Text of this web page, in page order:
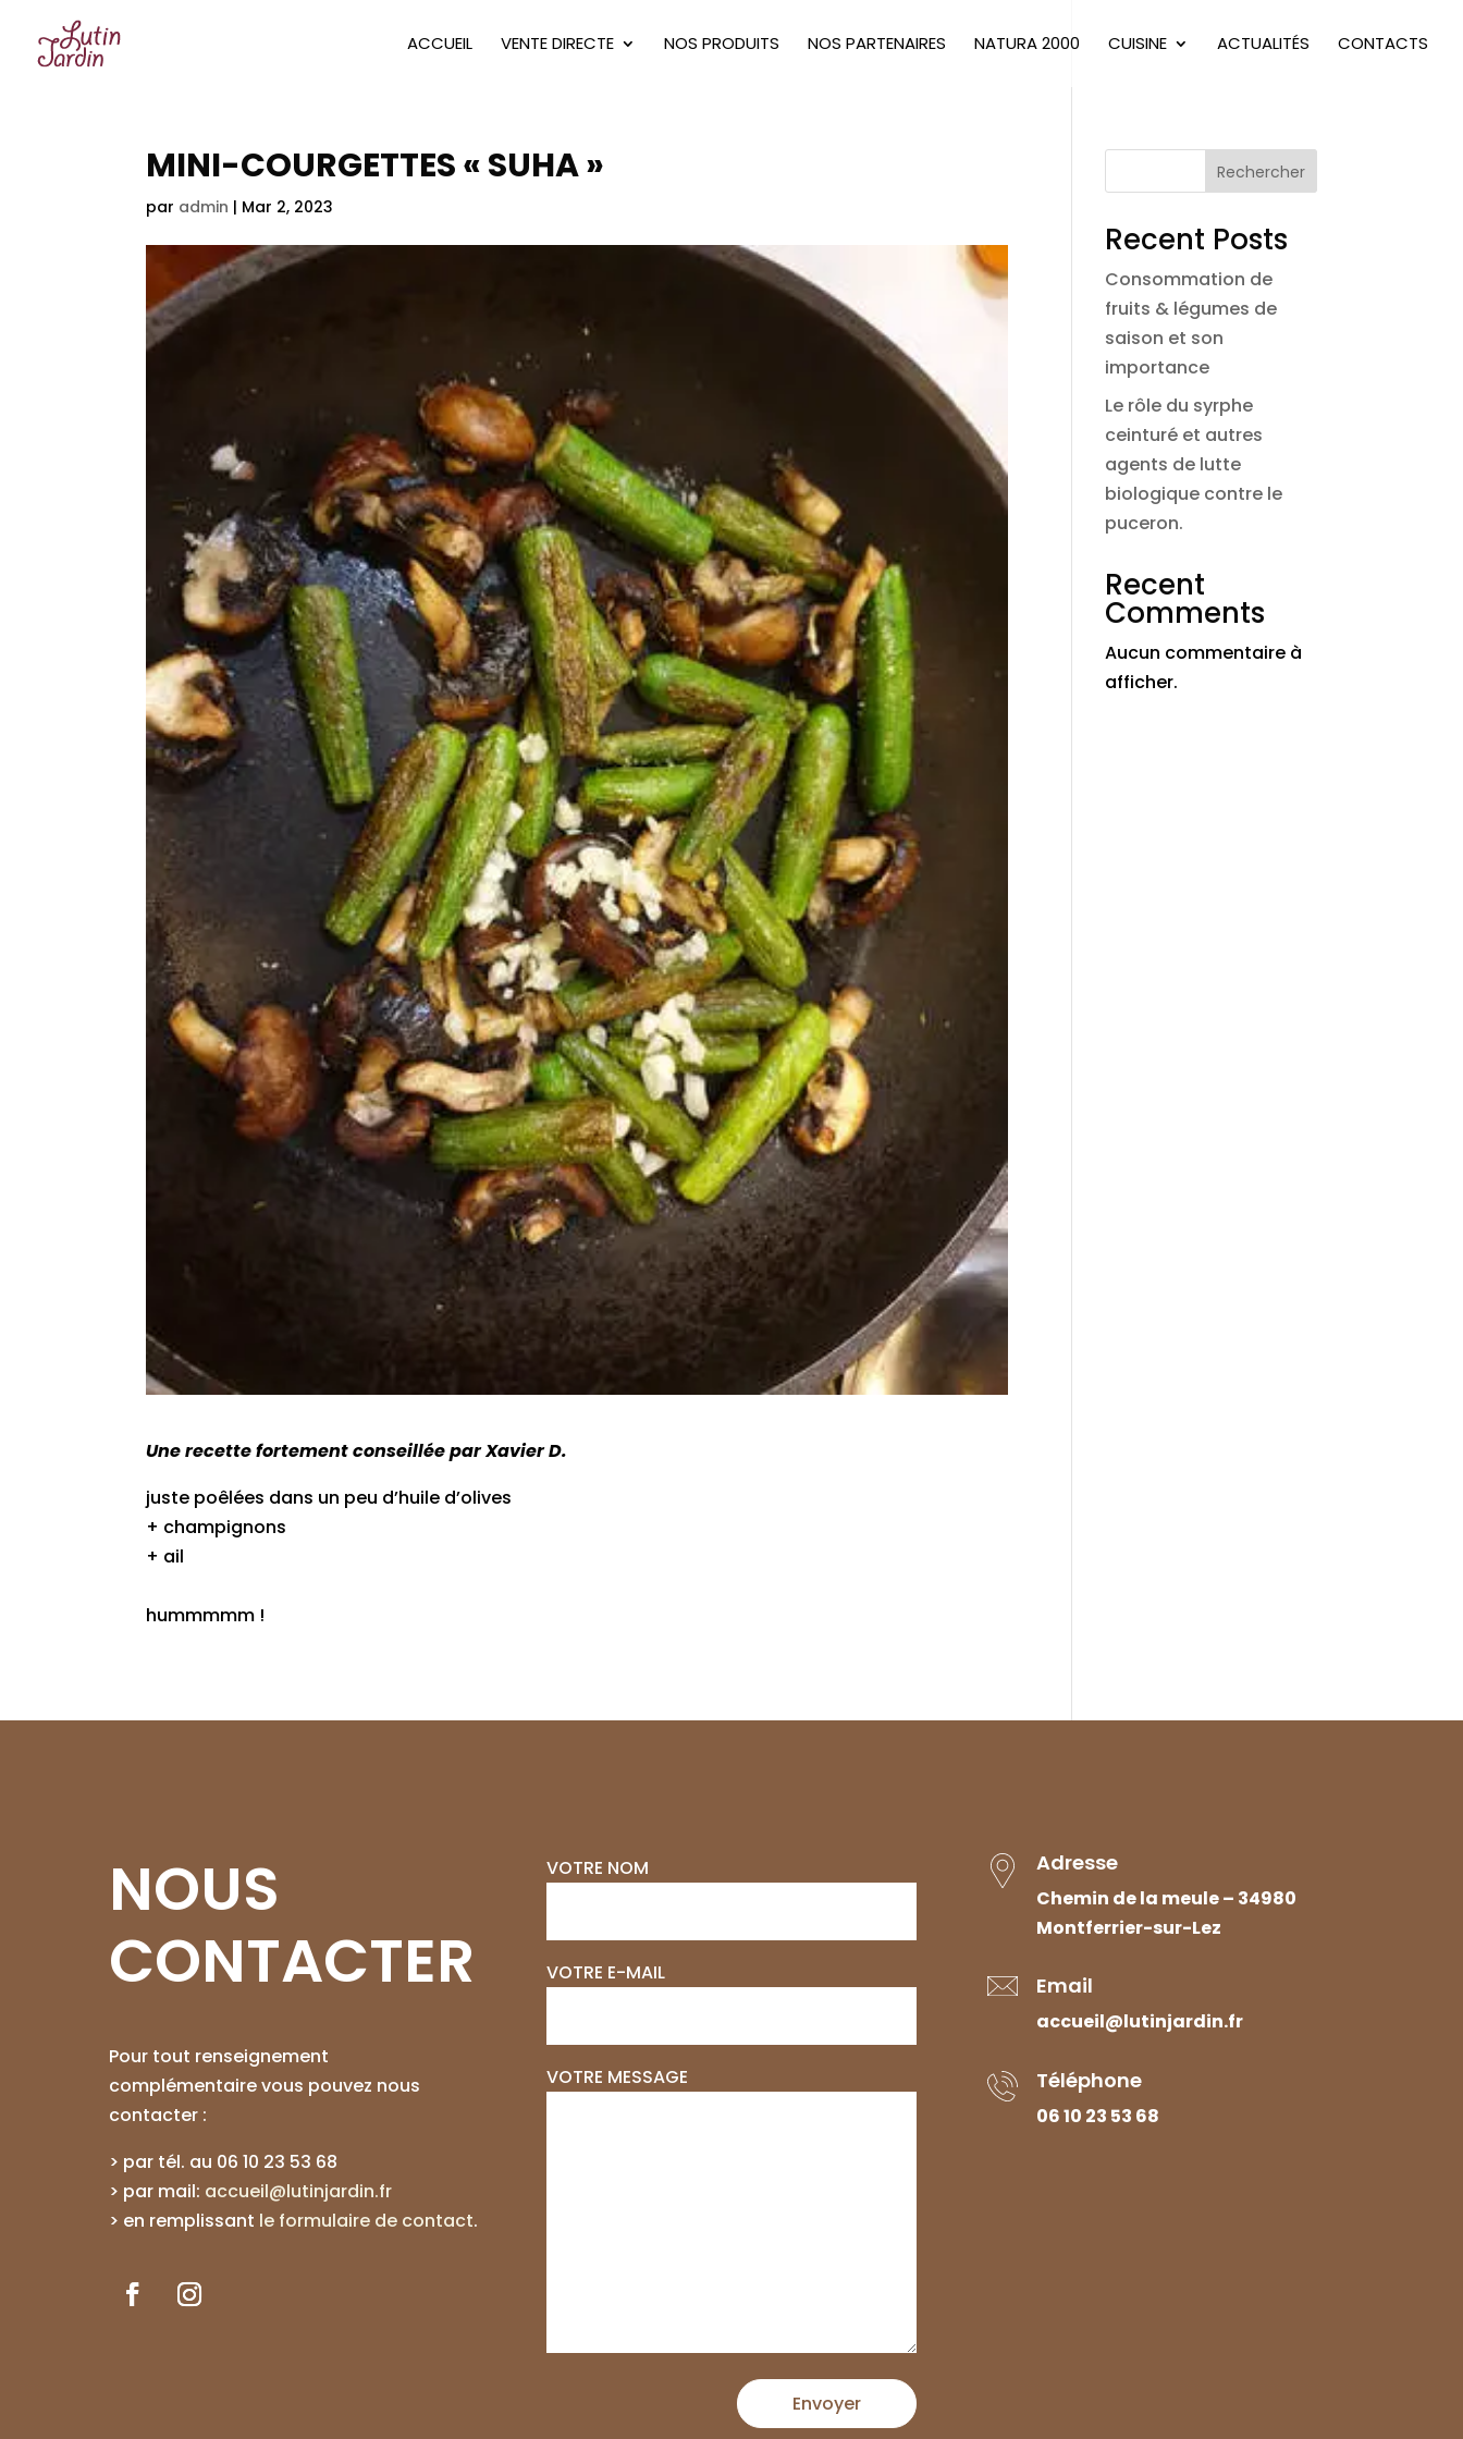
ACCUEIL VENTE DIRECTE NOS PRODUITS NOS PARTENAIRES NATURA 2000 CUISINE ACTUALITÉS CONTACTS
MINI-COURGETTES « SUHA »
par admin | Mar 2, 2023
Une recette fortement conseillée par Xavier D.
juste poêlées dans un peu d’huile d’olives
+ champignons
+ ail
hummmmm !
Rechercher
Recent Posts
Consommation de
fruits & légumes de
saison et son
importance
Le rôle du syrphe
ceinturé et autres
agents de lutte
biologique contre le
puceron.
Recent
Comments
Aucun commentaire à
afficher.
NOUS
CONTACTER
Pour tout renseignement
complémentaire vous pouvez nous
contacter :
> par tél. au 06 10 23 53 68
> par mail: accueil@lutinjardin.fr
> en remplissant le formulaire de contact.
VOTRE NOM
VOTRE E-MAIL
VOTRE MESSAGE
Envoyer
Adresse
Chemin de la meule – 34980
Montferrier-sur-Lez
Email
accueil@lutinjardin.fr
Téléphone
06 10 23 53 68